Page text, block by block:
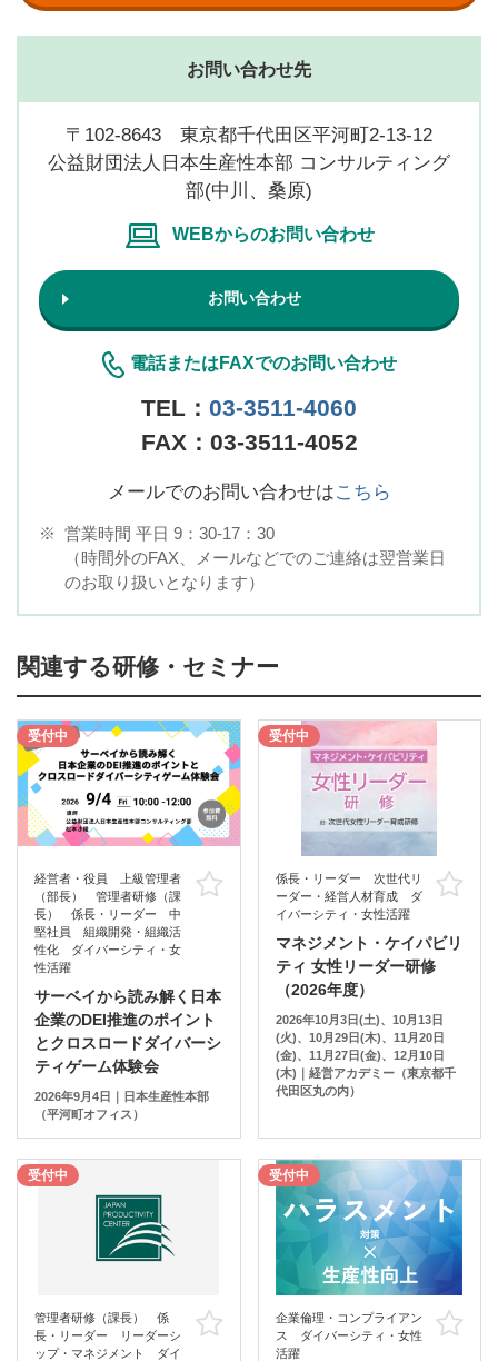
お問い合わせ先
〒102-8643 東京都千代田区平河町2-13-12
公益財団法人日本生産性本部 コンサルティング
部(中川、桑原)
WEBからのお問い合わせ
お問い合わせ
電話またはFAXでのお問い合わせ
TEL： 03-3511-4060
FAX：03-3511-4052
メールでのお問い合わせはこちら
※ 営業時間 平日 9：30-17：30
（時間外のFAX、メールなどでのご連絡は翌営業日
のお取り扱いとなります）
関連する研修・セミナー
受付中
経営者・役員 上級管理者
（部長） 管理者研修（課
長） 係長・リーダー 中
堅社員 組織開発・組織活
性化 ダイバーシティ・女
性活躍
お気に入り
サーベイから読み解く日本
企業のDEI推進のポイント
とクロスロードダイバーシ
ティゲーム体験会
2026年9月4日｜日本生産性本部
（平河町オフィス）
受付中
係長・リーダー 次世代リ
ーダー・経営人材育成 ダ
イバーシティ・女性活躍
マネジメント・ケイパビリ
ティ 女性リーダー研修
（2026年度）
2026年10月3日(土)、10月13日
(火)、10月29日(木)、11月20日
(金)、11月27日(金)、12月10日
(木)｜経営アカデミー（東京都千
代田区丸の内）
受付中
管理者研修（課長） 係
長・リーダー リーダーシ
ップ・マネジメント ダイ
お気に入り
受付中
企業倫理・コンプライアン
ス ダイバーシティ・女性
活躍